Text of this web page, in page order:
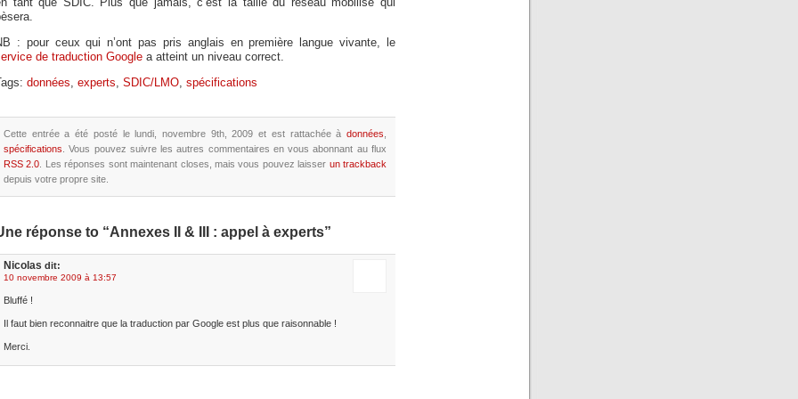
tant que SDIC. Plus que jamais, c’est la taille du réseau mobilisé qui
: pour ceux qui n’ont pas pris anglais en première langue vivante, le
de traduction Google a atteint un niveau correct.
données experts SDIC/LMO spécifications
Cette entrée a été posté le lundi, novembre 9th, 2009 et est rattachée à données
spécifications . Vous pouvez suivre les autres commentaires en vous abonnant au flux
RSS 2.0 . Les réponses sont maintenant closes, mais vous pouvez laisser un trackback
depuis votre propre site.
réponse to “Annexes II & III : appel à experts”
Nicolas dit:
10 novembre 2009 à 13:57
Bluffé !
Il faut bien reconnaitre que la traduction par Google est plus que raisonnable !
Merci.